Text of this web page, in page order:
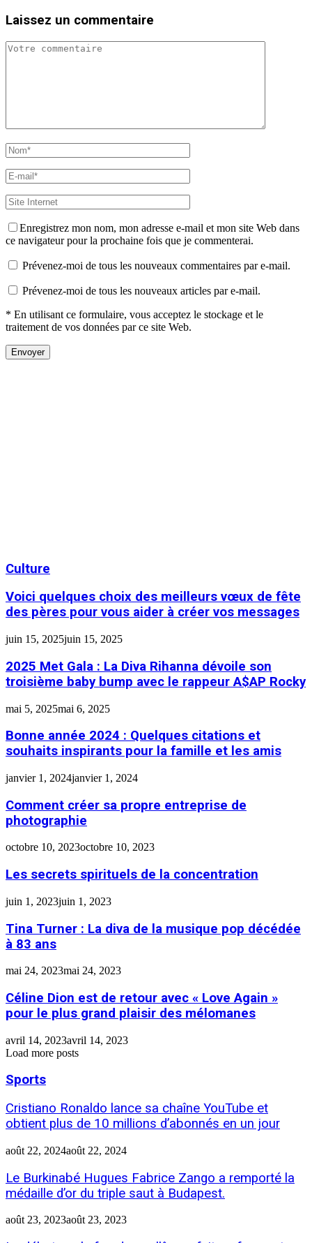
Laissez un commentaire
Enregistrez mon nom, mon adresse e-mail et mon site Web dans
ce navigateur pour la prochaine fois que je commenterai.
Prévenez-moi de tous les nouveaux commentaires par e-mail.
Prévenez-moi de tous les nouveaux articles par e-mail.
* En utilisant ce formulaire, vous acceptez le stockage et le
traitement de vos données par ce site Web.
Culture
Voici quelques choix des meilleurs vœux de fête
des pères pour vous aider à créer vos messages
juin 15, 2025juin 15, 2025
2025 Met Gala : La Diva Rihanna dévoile son
troisième baby bump avec le rappeur A$AP Rocky
mai 5, 2025mai 6, 2025
Bonne année 2024 : Quelques citations et
souhaits inspirants pour la famille et les amis
janvier 1, 2024janvier 1, 2024
Comment créer sa propre entreprise de
photographie
octobre 10, 2023octobre 10, 2023
Les secrets spirituels de la concentration
juin 1, 2023juin 1, 2023
Tina Turner : La diva de la musique pop décédée
à 83 ans
mai 24, 2023mai 24, 2023
Céline Dion est de retour avec « Love Again »
pour le plus grand plaisir des mélomanes
avril 14, 2023avril 14, 2023
Load more posts
Sports
Cristiano Ronaldo lance sa chaîne YouTube et
obtient plus de 10 millions d’abonnés en un jour
août 22, 2024août 22, 2024
Le Burkinabé Hugues Fabrice Zango a remporté la
médaille d’or du triple saut à Budapest.
août 23, 2023août 23, 2023